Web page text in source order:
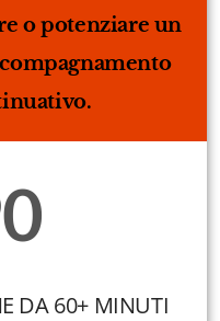
o potenziare un
DA 60+ MINUTI